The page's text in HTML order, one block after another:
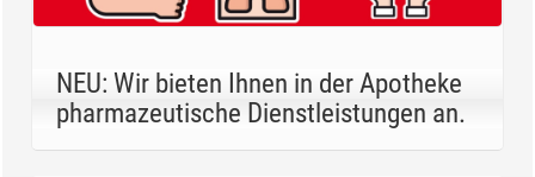
NEU: Wir bieten Ihnen in der Apotheke
pharmazeutische Dienstleistungen an.